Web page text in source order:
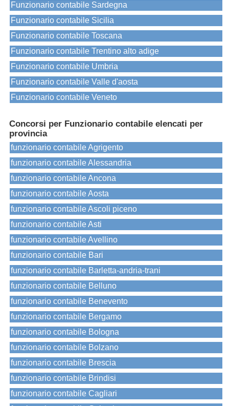
Funzionario contabile Sardegna
Funzionario contabile Sicilia
Funzionario contabile Toscana
Funzionario contabile Trentino alto adige
Funzionario contabile Umbria
Funzionario contabile Valle d'aosta
Funzionario contabile Veneto
Concorsi per Funzionario contabile elencati per
provincia
funzionario contabile Agrigento
funzionario contabile Alessandria
funzionario contabile Ancona
funzionario contabile Aosta
funzionario contabile Ascoli piceno
funzionario contabile Asti
funzionario contabile Avellino
funzionario contabile Bari
funzionario contabile Barletta-andria-trani
funzionario contabile Belluno
funzionario contabile Benevento
funzionario contabile Bergamo
funzionario contabile Bologna
funzionario contabile Bolzano
funzionario contabile Brescia
funzionario contabile Brindisi
funzionario contabile Cagliari